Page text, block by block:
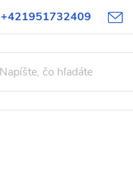
+421951732409
Obchodné podmienky